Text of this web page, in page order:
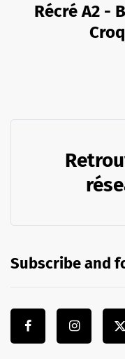
Récré A2 -
Subscribe and